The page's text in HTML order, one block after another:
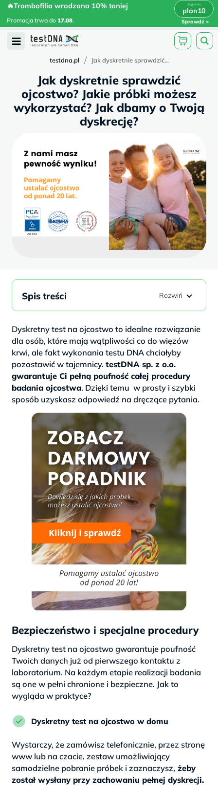
Skip
content
🔥Trombofilia wrodzona 10% taniej
Promocja trwa do 17.08.
plan10
Sprawdź
🔥Trombofilia wrodzona 10% taniej
plan10 x
Open
testdna.pl / Jak dyskretnie sprawdzić...
Jak dyskretnie sprawdzić
ojcostwo? Jakie próbki możesz
wykorzystać? Jak dbamy o Twoją
dyskrecję?
Dyskretny test na ojcostwo to idealne rozwiązanie
dla osób, które mają wątpliwości co do więzów
krwi, ale fakt wykonania testu DNA chciałyby
pozostawić w tajemnicy. testDNA sp. z o.o.
gwarantuje Ci pełną poufność całej procedury
badania ojcostwa. Dzięki temu w prosty i szybki
sposób uzyskasz odpowiedź na dręczące pytania.
Bezpieczeństwo i specjalne procedury
Dyskretny test na ojcostwo gwarantuje poufność
Twoich danych już od pierwszego kontaktu z
laboratorium. Na każdym etapie realizacji badania
są one w pełni chronione i bezpieczne. Jak to
wygląda w praktyce?
Dyskretny test na ojcostwo w domu
Wystarczy, że zamówisz telefonicznie, przez stronę
www lub na czacie, zestaw umożliwiający
samodzielne pobranie próbek i zaznaczysz, żeby
został wysłany przy zachowaniu pełnej dyskrecji.
Spis treści